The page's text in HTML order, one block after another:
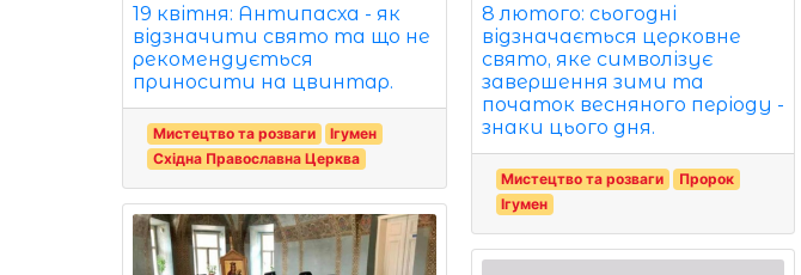
19 квітня: Антипасха - як
відзначити свято та що не
рекомендується
приносити на цвинтар.
Мистецтво та розваги
Ігумен
Східна Православна Церква
8 лютого: сьогодні
відзначається церковне
свято, яке символізує
завершення зими та
початок весняного періоду -
знаки цього дня.
Мистецтво та розваги
Пророк
Ігумен